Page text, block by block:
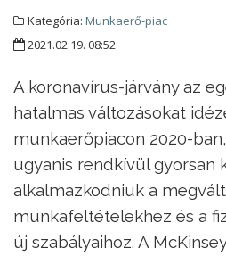
Kategória: Munkaerő-piac
2021.02.19. 08:52
A koronavírus-járvány az
hatalmas változásokat
munkaerőpiacon 2020-
ugyanis rendkívül gyorsan
alkalmazkodniuk a
munkafeltételekhez és a
új szabályaihoz. A